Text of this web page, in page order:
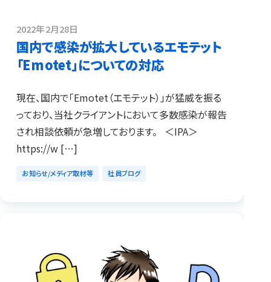
2022年2月28日
国内で感染が拡大しているエモテット
「Emotet」についての対応
現在、国内で「Emotet（エモテット）」が猛威を振る
っており、当社クライアントにおいて多数感染が報告
され相談依頼が急増しております。 ＜IPA＞
https://w […]
お知らせ/メディア取材等 社員ブログ